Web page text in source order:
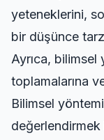
yeteneklerini,
bir düşünce
Ayrıca,
toplamalarına
Bilimsel